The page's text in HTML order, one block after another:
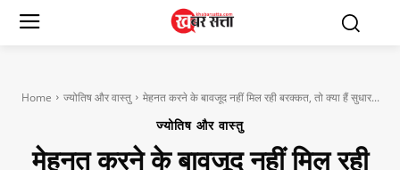
Home ज्योतिष और वास्तु मेहनत करने के बावजूद नहीं मिल रही बरक्कत, तो क्या हैं सुधार...
ज्योतिष और वास्तु
मेहनत करने के बावजूद नहीं मिल रही